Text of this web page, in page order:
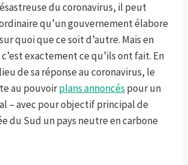
du coronavirus, il peut
qu’un gouvernement élabore
quoi que ce soit d’autre. Mais en
exactement ce qu’ils ont fait. En
de sa réponse au coronavirus, le
au pouvoirplans annoncés pour un
– avec pour objectif principal de
du Sud un pays neutre en carbone